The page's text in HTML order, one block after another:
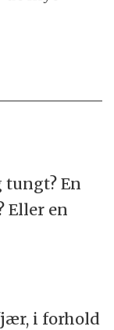
En
Eller en
i forhold